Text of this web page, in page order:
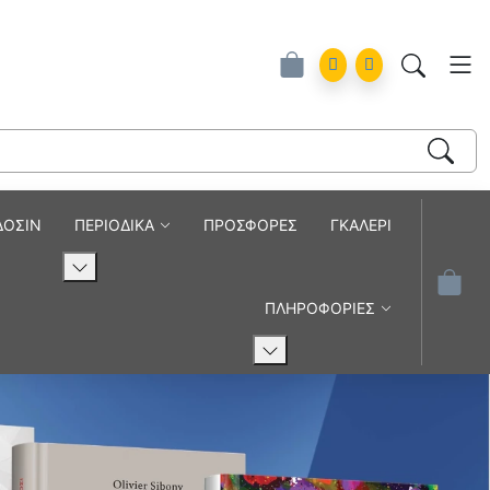
Account
Orders
ΠΕΡΙΟΔΙΚΑ ΠΡΟΣΦΟΡΕΣ ΓΚΑΛΕΡΙ
ΠΛΗΡΟΦΟΡΙΕΣ